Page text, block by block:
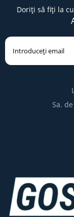
Doriți să fiți la
Sa.